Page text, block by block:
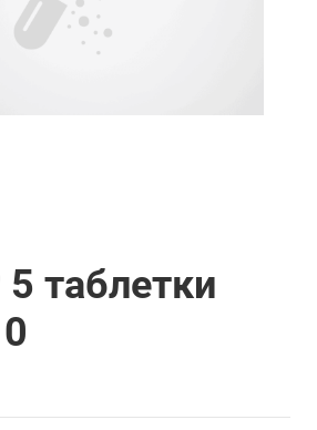
таблетки